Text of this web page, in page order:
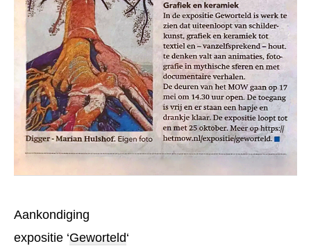
Aankondiging
expositie ‘Geworteld‘